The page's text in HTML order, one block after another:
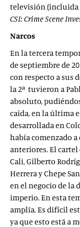
televisión (incluida
CSI: Crime Scene
Narcos
En la tercera
de septiembre de
con respecto a sus
la 2ª tuvieron a
absoluto,
caída, en la última
desarrollada en
había comenzado
anteriores. El cartel
Cali, Gilberto
Herrera y Chepe
en el negocio de la
imperio. En esta
amplía. Es difícil
ya que esto está a